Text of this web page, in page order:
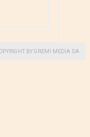
BY GREMI MEDIA SA